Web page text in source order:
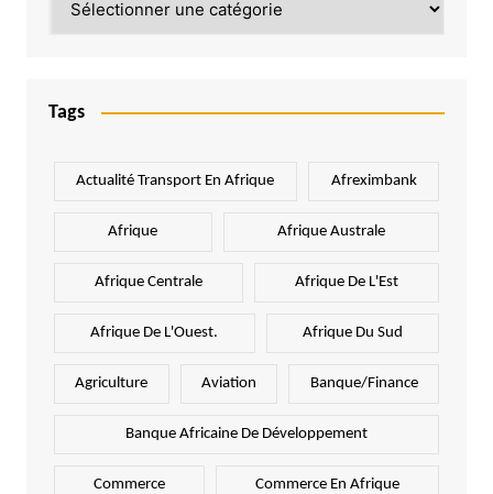
Tags
Actualité Transport En Afrique Afreximbank
Afrique Afrique Australe
Afrique Centrale Afrique De L'Est
Afrique De L'Ouest. Afrique Du Sud
Agriculture Aviation Banque/Finance
Banque Africaine De Développement
Commerce Commerce En Afrique